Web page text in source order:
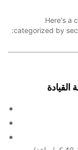
Here's a
categorized by
القيادة